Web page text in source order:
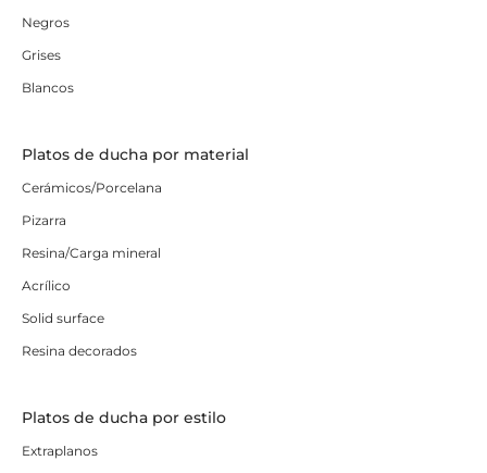
Negros
Grises
Blancos
Platos de ducha por material
Cerámicos/Porcelana
Pizarra
Resina/Carga mineral
Acrílico
Solid surface
Resina decorados
Platos de ducha por estilo
Extraplanos